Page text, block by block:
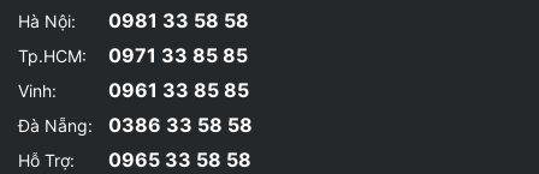
Hà Nội: 0981 33 58 58
Tp.HCM: 0971 33 85 85
Vinh: 0961 33 85 85
Đà Nẵng: 0386 33 58 58
Hỗ Trợ: 0965 33 58 58